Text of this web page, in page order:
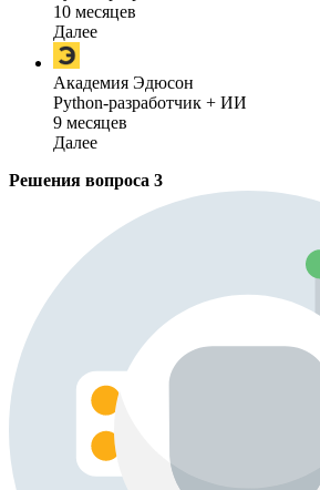
10 месяцев
Далее
Академия Эдюсон
Python-разработчик + ИИ
9 месяцев
Далее
Решения вопроса 3